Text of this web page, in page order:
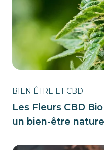
BIEN ÊTRE ET CBD
Les Fleurs CBD
un bien-être naturel